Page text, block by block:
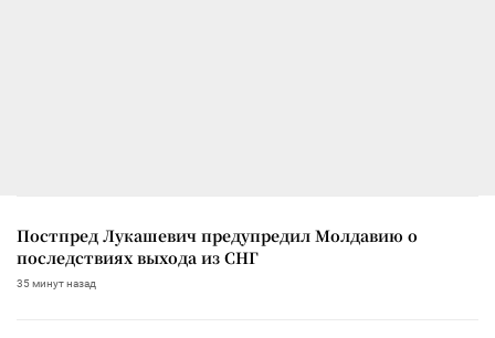
Постпред Лукашевич предупредил Молдавию о
последствиях выхода из СНГ
35 минут назад